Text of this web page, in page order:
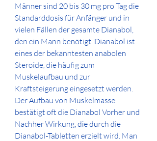
Männer sind 20 bis 30 mg pro Tag die
Standarddosis für Anfänger und in
vielen Fällen der gesamte Dianabol,
den ein Mann benötigt. Dianabol ist
eines der bekanntesten anabolen
Steroide, die häufig zum
Muskelaufbau und zur
Kraftsteigerung eingesetzt werden.
Der Aufbau von Muskelmasse
bestätigt oft die Dianabol Vorher und
Nachher Wirkung, die durch die
Dianabol-Tabletten erzielt wird. Man